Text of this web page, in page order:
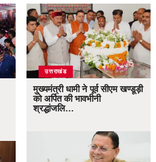
उत्तराखंड
मुख्यमंत्री धामी ने पूर्व सीएम खण्डूड़ी
को अर्पित की भावभीनी
श्रद्धांजलि…